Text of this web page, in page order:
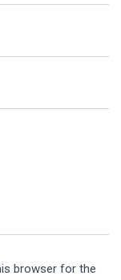
browser for the